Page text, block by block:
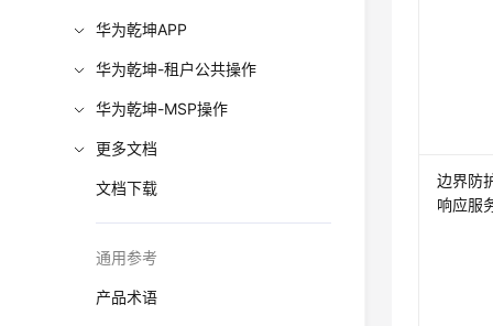
华为乾坤APP
华为乾坤-租户公共操作
华为乾坤-MSP操作
更多文档
文档下载
通用参考
产品术语
边界防
响应服